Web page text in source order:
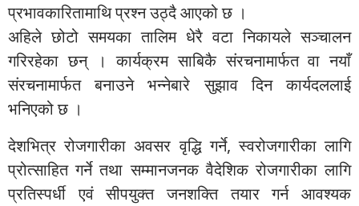
प्रभावकारितामाथि प्रश्न उठ्दै आएको छ ।
अहिले छोटो समयका तालिम धेरै वटा निकायले सञ्चालन
गरिरहेका छन् । कार्यक्रम साबिकै संरचनामार्फत वा नयाँ
संरचनामार्फत बनाउने भन्नेबारे सुझाव दिन कार्यदललाई
भनिएको छ ।
देशभित्र रोजगारीका अवसर वृद्धि गर्ने, स्वरोजगारीका लागि
प्रोत्साहित गर्ने तथा सम्मानजनक वैदेशिक रोजगारीका लागि
प्रतिस्पर्धी एवं सीपयुक्त जनशक्ति तयार गर्न आवश्यक